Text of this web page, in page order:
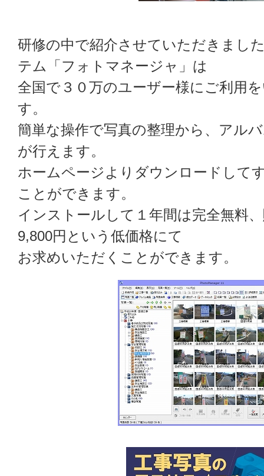
研修の中で紹介させていただきまし
テム「フォトマネージャ」は
全国で３０万のユーザー様にご利用
す。
簡単な操作で写真の整理から、アル
が行えます。
ホームページよりダウンロードして
ことができます。
インストールして１年間は完全無料
9,800円という低価格にて
お求めいただくことができます。